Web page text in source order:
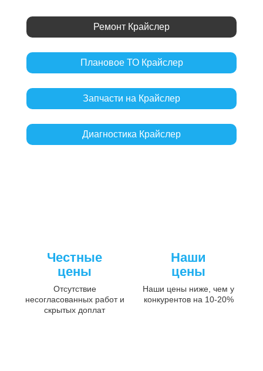
Ремонт Крайслер
Плановое ТО Крайслер
Запчасти на Крайслер
Диагностика Крайслер
Честные
цены
Отсутствие
несогласованных работ и
скрытых доплат
Наши
цены
Наши цены ниже, чем у
конкурентов на 10-20%